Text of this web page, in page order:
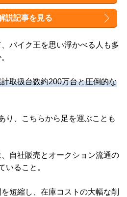
説記事を見る
バイク王を思い浮かべる人も多
計取扱台数約200万台と圧倒的な
り、こちらから足を運ぶことも
自社販売とオークション流通の
いること。
短縮し、在庫コストの大幅な削